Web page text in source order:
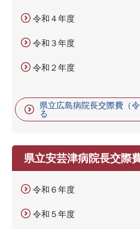
令和４年度
令和３年度
令和２年度
県立広島病院長交際費（
る
県立安芸津病院長交際
令和６年度
令和５年度